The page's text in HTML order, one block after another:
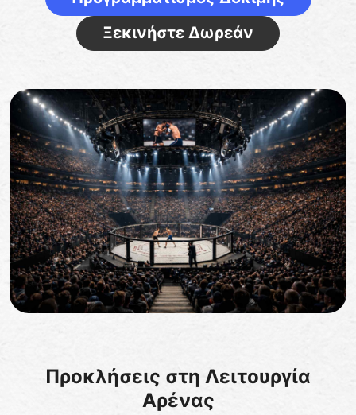
Ξεκινήστε Δωρεάν
Προκλήσεις στη Λειτουργία
Αρένας